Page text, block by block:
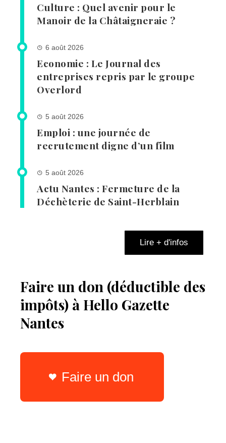
Culture : Quel avenir pour le
Manoir de la Châtaigneraie ?
6 août 2026
Economie : Le Journal des
entreprises repris par le groupe
Overlord
5 août 2026
Emploi : une journée de
recrutement digne d’un film
5 août 2026
Actu Nantes : Fermeture de la
Déchèterie de Saint-Herblain
Lire + d'infos
Faire un don (déductible des
impôts) à Hello Gazette
Nantes
Faire un don